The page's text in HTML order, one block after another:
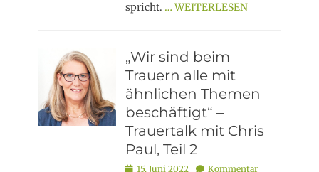
spricht. … WEITERLESEN
„Wir sind beim
Trauern alle mit
ähnlichen Themen
beschäftigt“ –
Trauertalk mit Chris
Paul, Teil 2
Posted
15. Juni 2022 Kommentar